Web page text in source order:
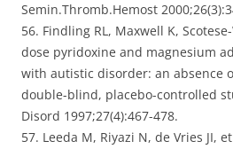
Semin.Thromb.Hemost
56. Findling RL, Maxwell K,
dose pyridoxine and magnesium
with autistic disorder: an absence
double-blind, placebo-controlled
Disord 1997;27(4):467-478.
57. Leeda M, Riyazi N, de Vries JI,